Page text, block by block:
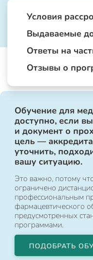
Условия
Выдаваемые
Ответы на
Отзывы о
Обучение для
доступно, если
и документ о
цель —
уточнить,
вашу ситуацию.
Это важно, потому
ограничено
профессиональным
фармацевтического
предусмотренных
программами.
ПОДОБРАТЬ